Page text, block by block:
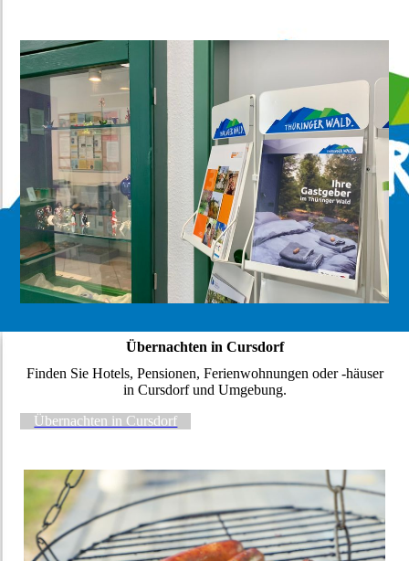
Übernachten in Cursdorf
Finden Sie Hotels, Pensionen, Ferienwohnungen oder -häuser
in Cursdorf und Umgebung.
Übernachten in Cursdorf